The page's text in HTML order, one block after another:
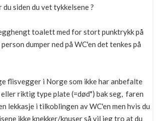
siden du vet tykkelsene ?
toalett med for stort punktrykk på
dumper ned på WC'en det tenkes på
flisvegger i Norge som ikke har anbefalte
riktig type plate (=død") bak seg, faren
lekkasje i tilkoblingen av WC'en men hvis du
ikke knekker/knuser så vil jeg tro at du